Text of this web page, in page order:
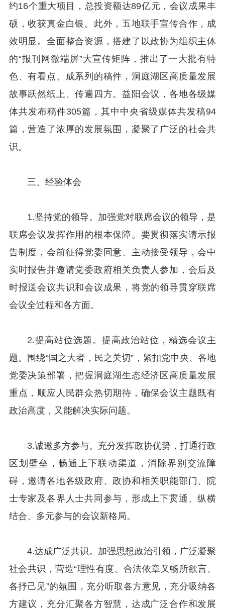
约16个重大项目，总投资额达89亿元，会议成果丰
硕，收获真金白银。此外，五地联手宣传合作，成
效明显。全面整合资源，搭建了以政协为组织主体
的“报刊网微端屏”大宣传矩阵，推出了一大批有特
色、有看点、成系列的稿件，洞庭湖区高质量发展
故事跃然纸上、传遍四方。益阳会议，各地各级媒
体共发布稿件305篇，其中中央省级媒体共发稿94
篇，营造了浓厚的发展氛围，凝聚了广泛的社会共
识。
三、经验体会
1.坚持党的领导。加强党对联席会议的领导，是
联席会议发挥作用的根本保障。要贯彻落实请示报
告制度，会前征得党委同意、主动接受领导，会中
实时报告并邀请党委政府相关负责人参加，会后及
时报送会议共识和会议成果，将党的领导贯穿联席
会议全过程和各方面。
2.提高站位选题。提高政治站位，精选会议主
题。围绕“国之大者，民之关切”，紧扣党中央、各地
党委决策部署，把握洞庭湖生态经济区高质量发展
重点，顺应人民群众热切期待，确保会议主题既有
政治高度，又能解决实际问题。
3.诚邀多方参与。充分发挥政协优势，打通行政
区划壁垒，畅通上下联动渠道，消除界别交流障
碍，邀请各地各级政府、政协和相关职能部门、院
士专家及各界人士共同参与，形成上下贯通、纵横
结合、多元参与的会议新格局。
4.达成广泛共识。加强思想政治引领，广泛凝聚
社会共识，营造“理性有度、合法依章又畅所欲言、
各抒己见”的氛围，充分听取各方意见，充分吸纳各
方建议，充分汇聚各方智慧，达成广泛合作和发展